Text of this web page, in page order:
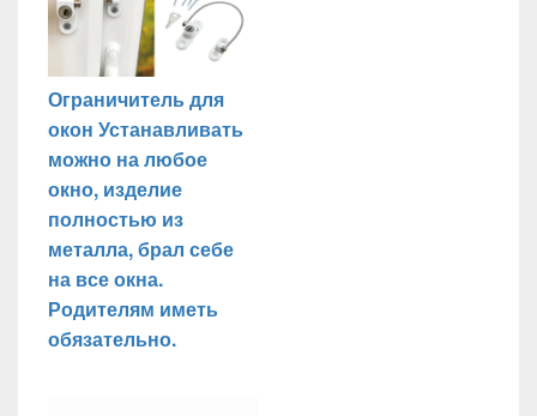
Ограничитель для
окон Устанавливать
можно на любое
окно, изделие
полностью из
металла, брал себе
на все окна.
Родителям иметь
обязательно.